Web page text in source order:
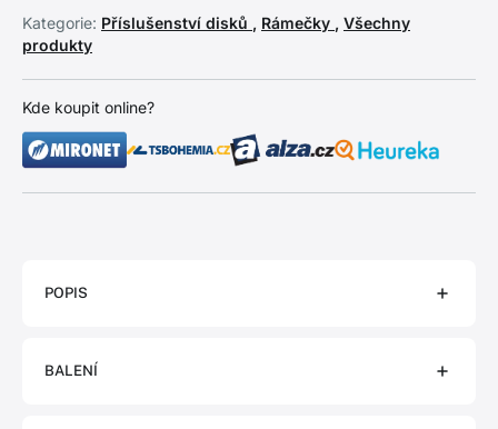
Kategorie: Příslušenství disků , Rámečky , Všechny
produkty
Kde koupit online?
POPIS
BALENÍ